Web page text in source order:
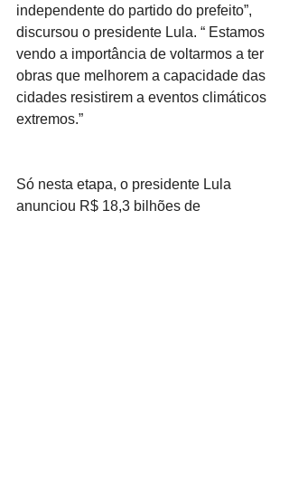
independente do partido do prefeito”,
discursou o presidente Lula. “ Estamos
vendo a importância de voltarmos a ter
obras que melhorem a capacidade das
cidades resistirem a eventos climáticos
extremos.”
Só nesta etapa, o presidente Lula
anunciou R$ 18,3 bilhões de